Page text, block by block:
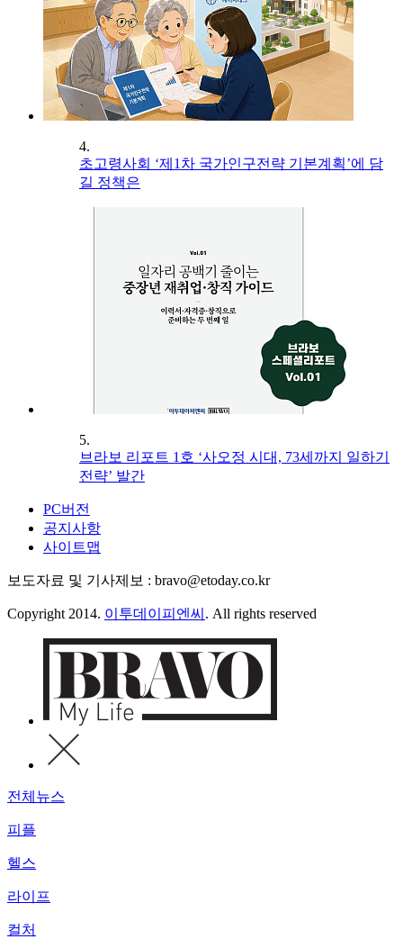
4.
초고령사회 ‘제1차 국가인구전략 기본계획’에 담
길 정책은
5.
브라보 리포트 1호 ‘사오정 시대, 73세까지 일하기
전략’ 발간
PC버전
공지사항
사이트맵
보도자료 및 기사제보 : bravo@etoday.co.kr
Copyright 2014. 이투데이피엔씨 . All rights reserved
전체뉴스
피플
헬스
라이프
컬처